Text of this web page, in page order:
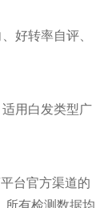
好转率自评、
用白发类型广
台官方渠道的
所有检测数据均